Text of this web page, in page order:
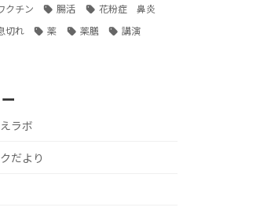
クチン
腸活
花粉症 鼻炎
切れ
薬 薬膳
講演
ラボ
だより